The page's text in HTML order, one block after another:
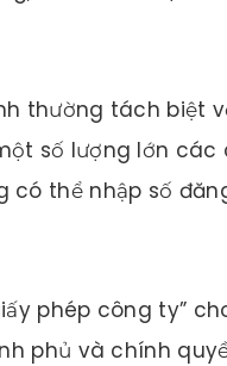
thường tách biệt
số lượng lớn các
thể nhập số
phép công ty”
phủ và chính